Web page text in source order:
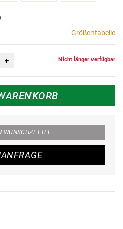
Größentabelle
Nicht länger verfügbar
WUNSCHZETTEL